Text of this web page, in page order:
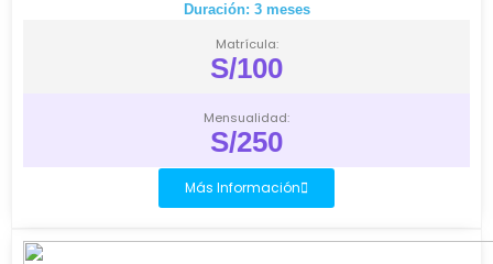
Duración: 3 meses
Matrícula:
S/100
Mensualidad:
S/250
Más Información